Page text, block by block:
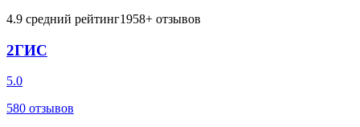
4.9 средний рейтинг1958+ отзывов
2ГИС
5.0
580 отзывов